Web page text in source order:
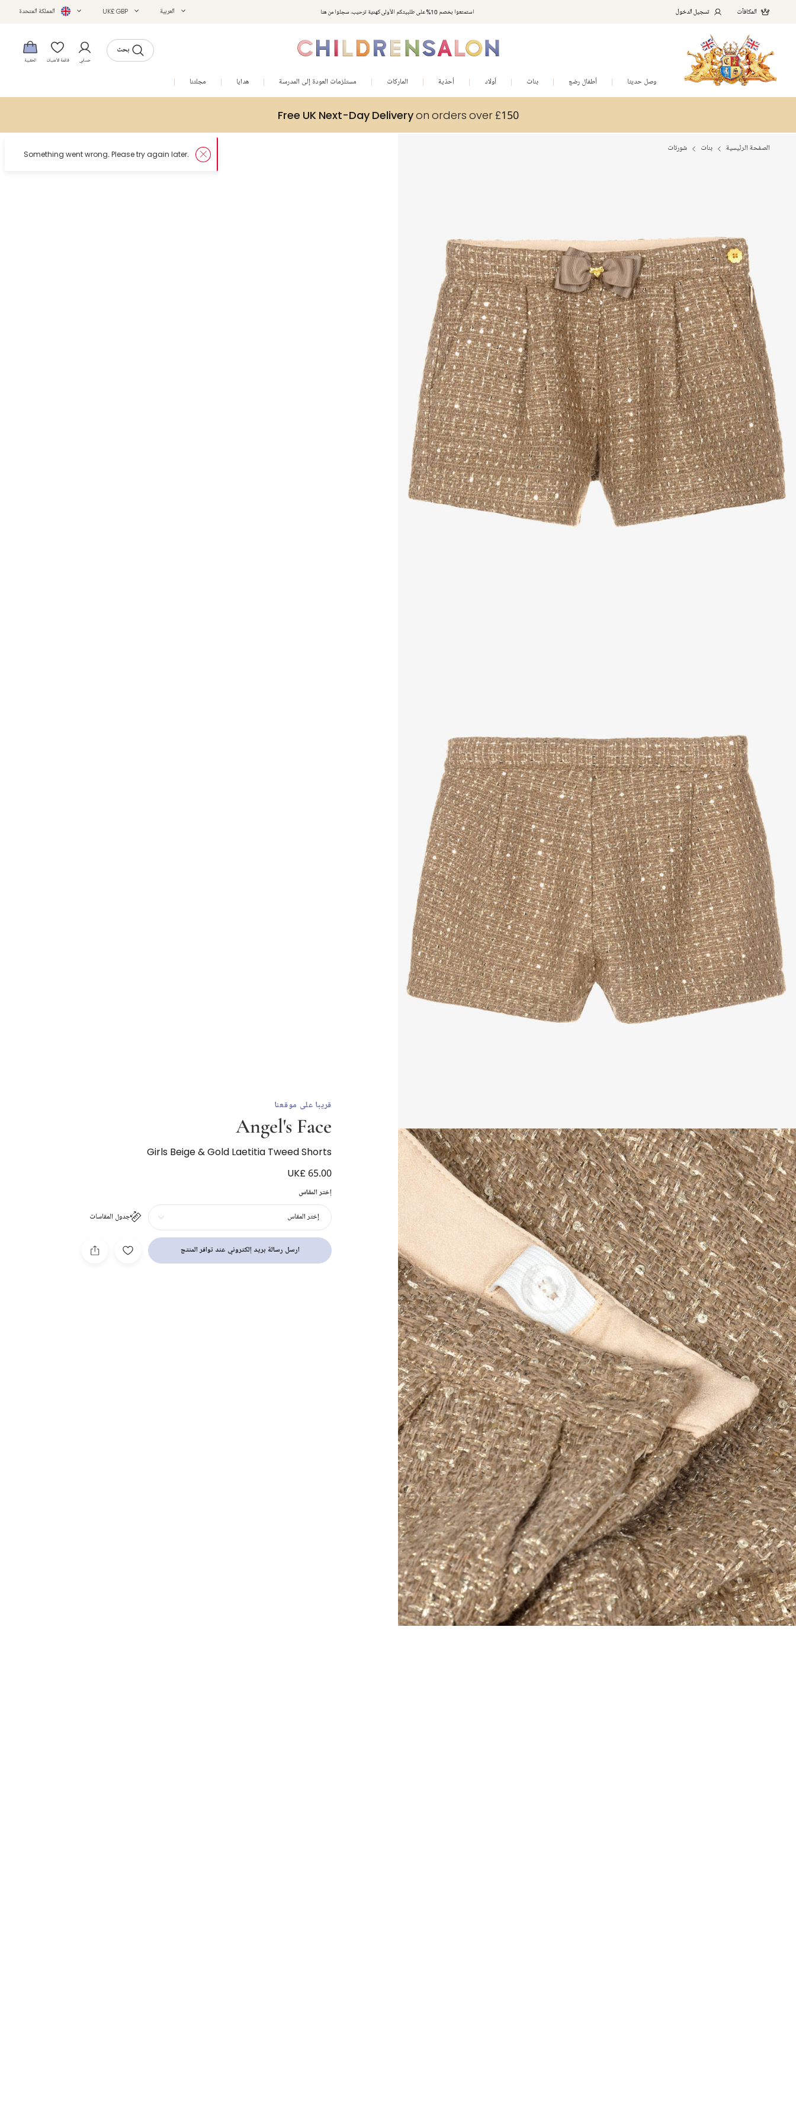
استمتعوا بخصم 10% على طلبيتكم الأولى كهدية ترحيب. سجلوا من هنا المكافآت تسجيل الدخول العربية UK£ GBP المملكة المتحدة
بحث
حسابي قائمة الأمنيات الحقيبة
وصل حديثا أطفال رضع بنات أولاد أحذية الماركات مستلزمات العودة إلى المدرسة هدايا مجلتنا
Free UK Next-Day Deliveryon orders over £150
الصفحة الرئيسية بنات شورتات
قريبا على موقعنا
Angel's Face
Girls Beige & Gold Laetitia Tweed Shorts
UK£ 65.00
إختر المقاس
جدول المقاسات إختر المقاس
ارسل رسالة بريد إلكتروني عند توافر المنتج